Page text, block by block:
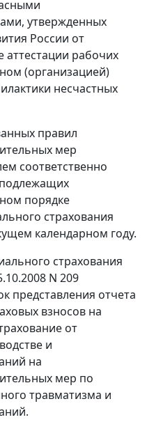
утвержденных
России от
аттестации рабочих
(организацией)
несчастных
правил
мер
соответственно
порядке
страхования
календарном году.
страхования
N 209
представления отчета
взносов на
от
и
на
мер по
травматизма и